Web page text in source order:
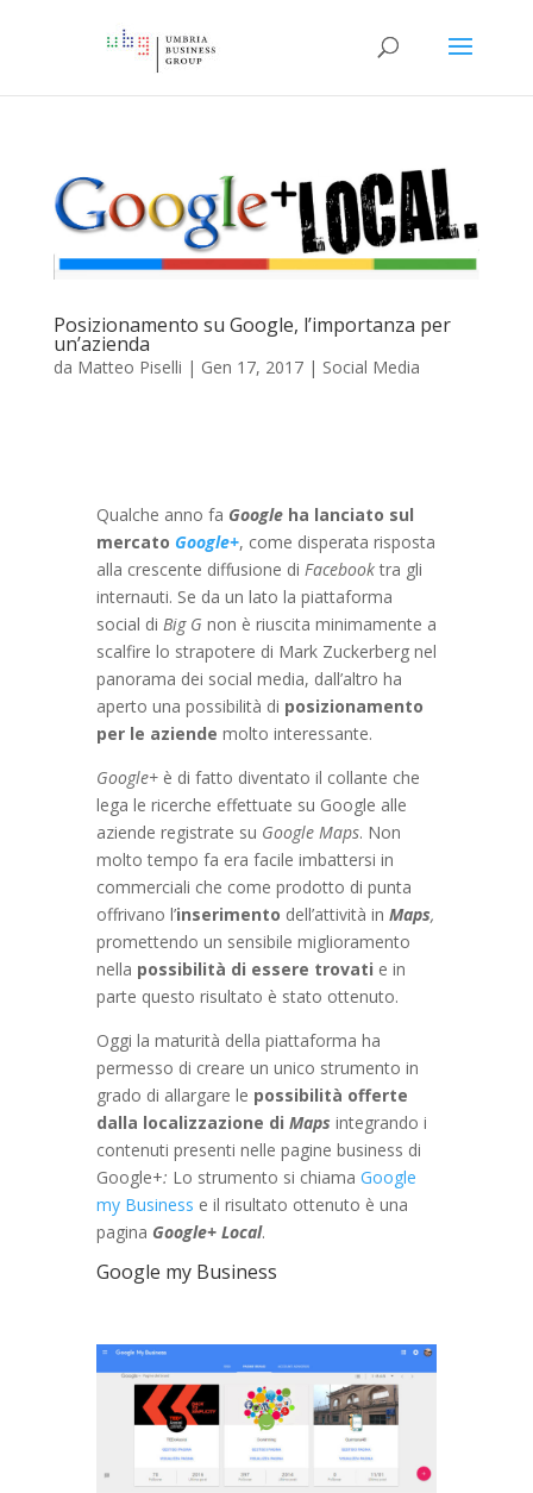
Posizionamento su Google, l’importanza per
un’azienda
da Matteo Piselli | Gen 17, 2017| Social Media
Qualche anno fa Googleha lanciato sul
mercato Google+, come disperata risposta
alla crescente diffusione di Facebooktra gli
internauti. Se da un lato la piattaforma
social di Big G non è riuscita minimamente a
scalfire lo strapotere di Mark Zuckerberg nel
panorama dei social media, dall’altro ha
aperto una possibilità di posizionamento
per le aziende molto interessante.
Google+è di fatto diventato il collante che
lega le ricerche effettuate su Google alle
aziende registrate su Google Maps. Non
molto tempo fa era facile imbattersi in
commerciali che come prodotto di punta
offrivano l’inserimento dell’attività in Maps,
promettendo un sensibile miglioramento
nella possibilità di essere trovati e in
parte questo risultato è stato ottenuto.
Oggi la maturità della piattaforma ha
permesso di creare un unico strumento in
grado di allargare le possibilità offerte
dalla localizzazione di Maps integrando i
contenuti presenti nelle pagine business di
Google+: Lo strumento si chiama Google
my Business e il risultato ottenuto è una
pagina Google+ Local.
Google my Business